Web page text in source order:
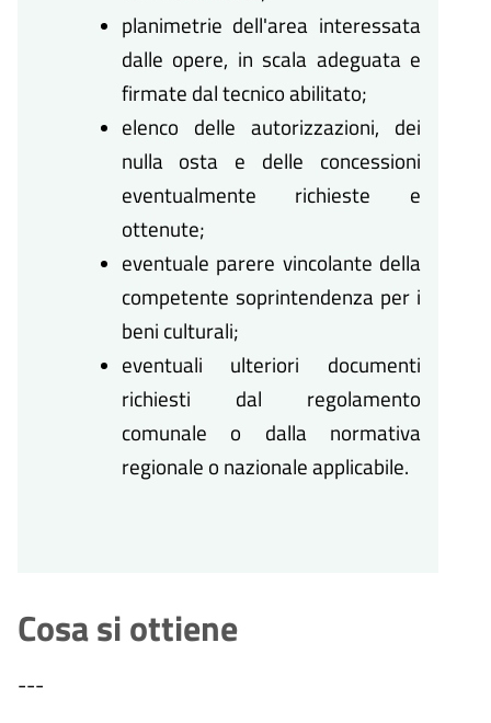
planimetrie dell'area interessata
dalle opere, in scala adeguata e
firmate dal tecnico abilitato;
elenco delle autorizzazioni, dei
nulla osta e delle concessioni
eventualmente richieste e
ottenute;
eventuale parere vincolante della
competente soprintendenza per i
beni culturali;
eventuali ulteriori documenti
richiesti dal regolamento
comunale o dalla normativa
regionale o nazionale applicabile.
Cosa si ottiene
---